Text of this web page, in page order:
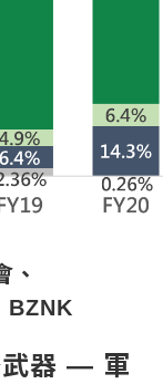
、
BZNK
器 — 軍